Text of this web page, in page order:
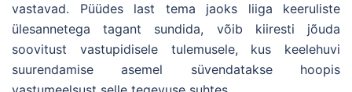
vastavad. Püüdes last tema jaoks liiga keeruliste
ülesannetega tagant sundida, võib kiiresti jõuda
soovitust vastupidisele tulemusele, kus keelehuvi
suurendamise asemel süvendatakse hoopis